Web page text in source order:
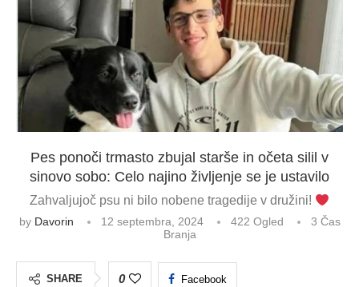
Pes ponoči trmasto zbujal starše in očeta silil v
sinovo sobo: Celo najino življenje se je ustavilo
Zahvaljujoč psu ni bilo nobene tragedije v družini!
by Davorin 12 septembra, 2024 422 Ogled
3 Čas
Branja
SHARE 0 Facebook